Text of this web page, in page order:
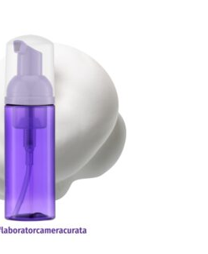
CITEȘTE MAI MULT